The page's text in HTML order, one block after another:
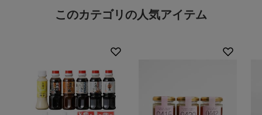
このカテゴリの人気アイテム